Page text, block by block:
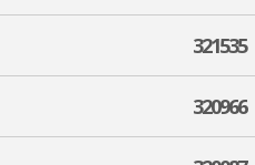
321535
320966